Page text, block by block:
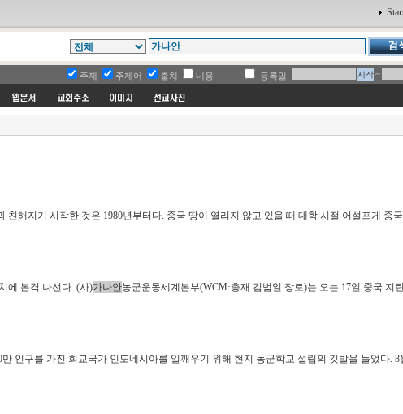
주제 주제어 출처 내용 등록일 ~
해지기 시작한 것은 1980년부터다. 중국 땅이 열리지 않고 있을 때 대학 시절 어설프게 중
에 본격 나선다. (사)가나안농군운동세계본부(WCM·총재 김범일 장로)는 오는 17일 중국 지
인구를 가진 회교국가 인도네시아를 일깨우기 위해 현지 농군학교 설립의 깃발을 들었다. 8